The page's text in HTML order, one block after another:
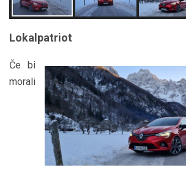
Lokalpatriot
Če bi
morali